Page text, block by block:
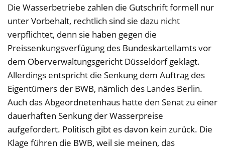
Die Wasserbetriebe zahlen die Gutschrift formell nur
unter Vorbehalt, rechtlich sind sie dazu nicht
verpflichtet, denn sie haben gegen die
Preissenkungsverfügung des Bundeskartellamts vor
dem Oberverwaltungsgericht Düsseldorf geklagt.
Allerdings entspricht die Senkung dem Auftrag des
Eigentümers der BWB, nämlich des Landes Berlin.
Auch das Abgeordnetenhaus hatte den Senat zu einer
dauerhaften Senkung der Wasserpreise
aufgefordert. Politisch gibt es davon kein zurück. Die
Klage führen die BWB, weil sie meinen, das